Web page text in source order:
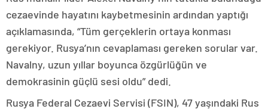
cezaevinde hayatını kaybetmesinin ardından yaptığı
açıklamasında, “Tüm gerçeklerin ortaya konması
gerekiyor. Rusya’nın cevaplaması gereken sorular var.
Navalny, uzun yıllar boyunca özgürlüğün ve
demokrasinin güçlü sesi oldu” dedi.
Rusya Federal Cezaevi Servisi (FSIN), 47 yaşındaki Rus